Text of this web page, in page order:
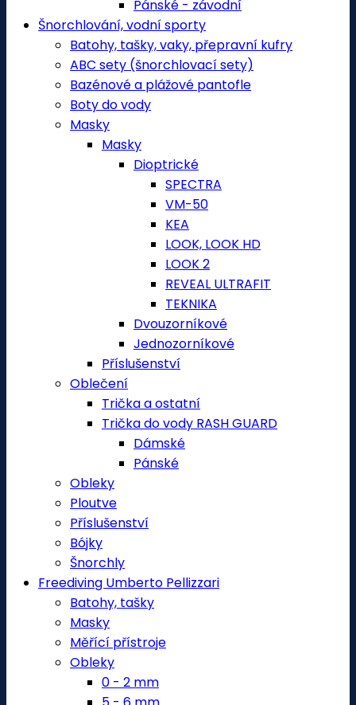
Pánské - závodní
Šnorchlování, vodní sporty
Batohy, tašky, vaky, přepravní kufry
ABC sety (šnorchlovací sety)
Bazénové a plážové pantofle
Boty do vody
Masky
Masky
Dioptrické
SPECTRA
VM-50
KEA
LOOK, LOOK HD
LOOK 2
REVEAL ULTRAFIT
TEKNIKA
Dvouzorníkové
Jednozorníkové
Příslušenství
Oblečení
Trička a ostatní
Trička do vody RASH GUARD
Dámské
Pánské
Obleky
Ploutve
Příslušenství
Bójky
Šnorchly
Freediving Umberto Pellizzari
Batohy, tašky
Masky
Měřící přístroje
Obleky
0 - 2 mm